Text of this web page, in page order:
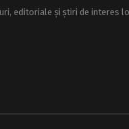
editoriale și știri de interes